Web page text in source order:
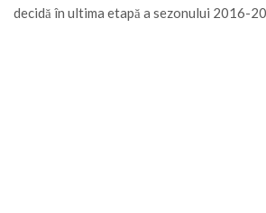
decidă în ultima etapă a sezonului 2016-